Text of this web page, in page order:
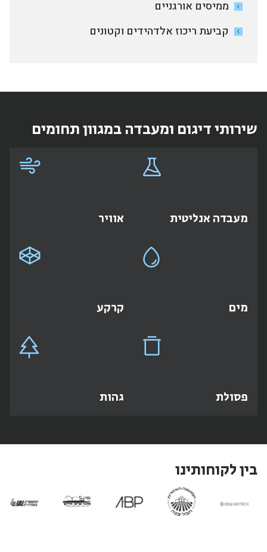
ממיסים אורגניים
קביעת ריכוז אלדהידים וקטונים
שירותי דיגום ומעבדה במגוון תחומים
מעבדה אנליטית אוויר
מים קרקע
פסולת גהות
בין לקוחותינו